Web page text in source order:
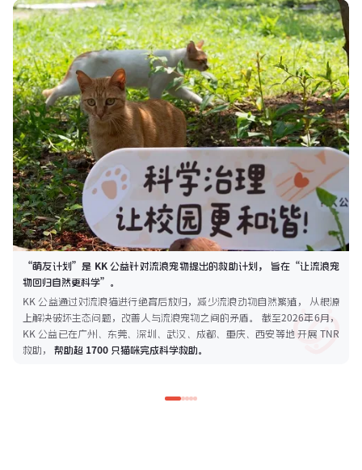
“萌友计划”是 KK 公益针对流浪宠物提出的救助计划， 旨在“让流浪宠
物回归自然更科学”。
KK 公益通过对流浪猫进行绝育后放归，减少流浪动物自然繁殖， 从根源
上解决破坏生态问题，改善人与流浪宠物之间的矛盾。 截至2026年6月，
KK 公益已在广州、东莞、深圳、武汉、成都、重庆、西安等地 开展 TNR
救助， 帮助超 1700 只猫咪完成科学救助。